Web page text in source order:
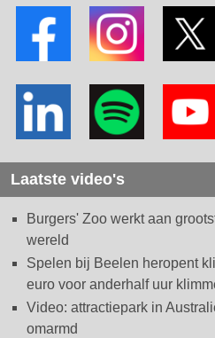
Laatste video's
Burgers' Zoo werkt aan
wereld
Spelen bij Beelen heropent
euro voor anderhalf uur
Video: attractiepark in
omarmd